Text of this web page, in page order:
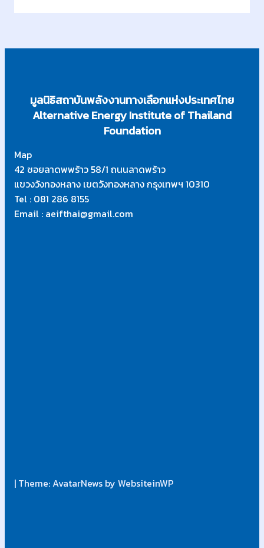
มูลนิธิสถาบันพลังงานทางเลือกแห่งประเทศไทย
Alternative Energy Institute of Thailand
Foundation
Map
42 ซอยลาดพพร้าว 58/1 ถนนลาดพร้าว
แขวงวังทองหลาง เขตวังทองหลาง กรุงเทพฯ 10310
Tel : 081 286 8155
Email : aeifthai@gmail.com
| Theme: AvatarNews by WebsiteinWP